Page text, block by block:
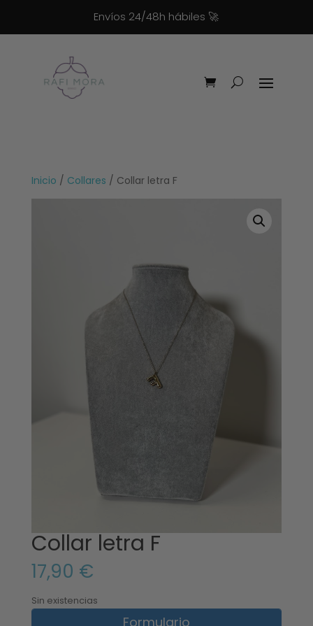
Envíos 24/48h hábiles 🚀
Inicio / Collares / Collar letra F
Collar letra F
17,90 €
Sin existencias
Formulario